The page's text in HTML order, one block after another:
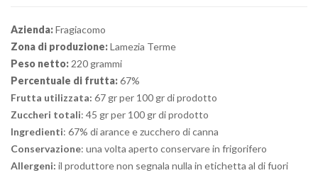
Azienda:Fragiacomo
Zona di produzione:Lamezia Terme
Peso netto: 220 grammi
Percentuale di frutta:67%
Frutta utilizzata: 67 gr per 100 gr di prodotto
Zuccheri totali: 45 gr per 100 gr di prodotto
Ingredienti: 67% di arance e zucchero di canna
Conservazione: una volta aperto conservare in frigorifero
Allergeni: il produttore non segnala nulla in etichetta al di fuori